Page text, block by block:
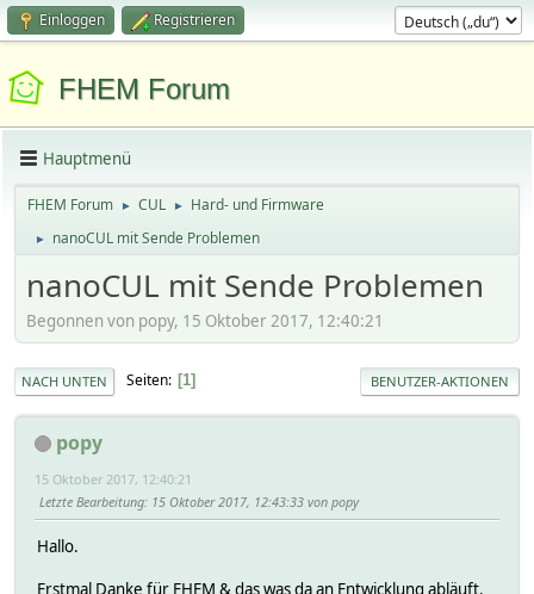
Einloggen Registrieren
FHEM Forum
Hauptmenü
FHEM Forum ► CUL ► Hard- und Firmware
► nanoCUL mit Sende Problemen
nanoCUL mit Sende Problemen
Begonnen von popy, 15 Oktober 2017, 12:40:21
NACH UNTEN Seiten 1 BENUTZER-AKTIONEN
popy
15 Oktober 2017, 12:40:21
Letzte Bearbeitung: 15 Oktober 2017, 12:43:33 von popy
Hallo.
Erstmal Danke für FHEM & das was da an Entwicklung abläuft.